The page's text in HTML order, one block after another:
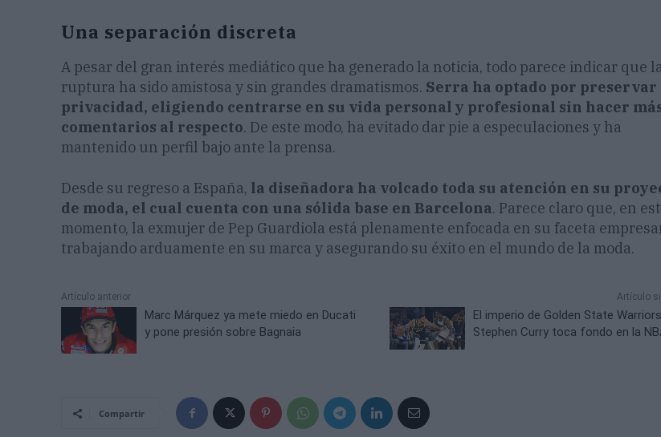
Una separación discreta
A pesar del gran interés mediático que ha generado la noticia, todo parece indicar que
ruptura ha sido amistosa y sin grandes dramatismos. Serra ha optado por preservar
privacidad, eligiendo centrarse en su vida personal y profesional sin hacer
comentarios al respecto. De este modo, ha evitado dar pie a especulaciones y ha
mantenido un perfil bajo ante la prensa.
Desde su regreso a España, la diseñadora ha volcado toda su atención en su
de moda, el cual cuenta con una sólida base en Barcelona. Parece claro que, en
momento, la exmujer de Pep Guardiola está plenamente enfocada en su faceta
trabajando arduamente en su marca y asegurando su éxito en el mundo de la moda.
Artículo anterior
Marc Márquez ya mete miedo en Ducati
y pone presión sobre Bagnaia
Artículo
El imperio de Golden State
Stephen Curry toca fondo en la
Compartir